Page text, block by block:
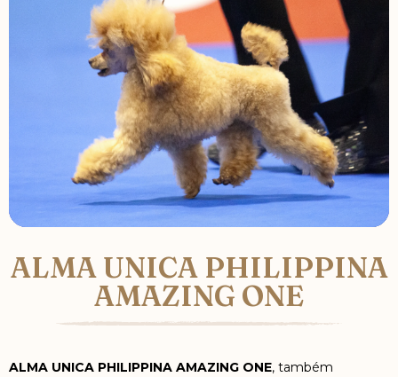
ALMA UNICA PHILIPPINA
AMAZING ONE
ALMA UNICA PHILIPPINA AMAZING ONE, também